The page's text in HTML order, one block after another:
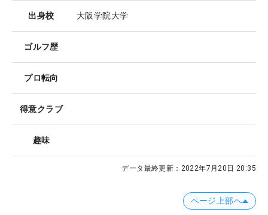
出身校 大阪学院大学
ゴルフ歴
プロ転向
得意クラブ
趣味
データ最終更新： 2022年7月20日 20:35
ページ上部へ